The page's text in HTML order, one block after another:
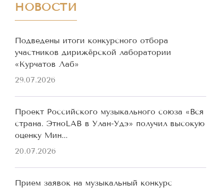
НОВОСТИ
Подведены итоги конкурсного отбора
участников дирижёрской лаборатории
«Курчатов Лаб»
29.07.2026
Проект Российского музыкального союза «Вся
страна. ЭтноLAB в Улан-Удэ» получил высокую
оценку Мин...
20.07.2026
Прием заявок на музыкальный конкурс